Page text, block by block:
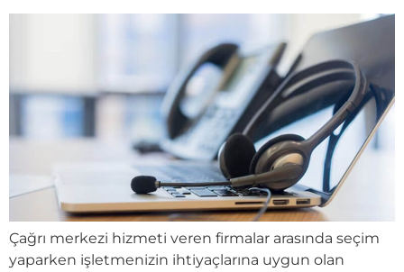
Çağrı merkezi hizmeti veren firmalar arasında seçim
yaparken işletmenizin ihtiyaçlarına uygun olan